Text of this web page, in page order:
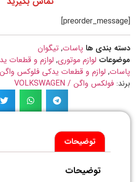
بندی ها پاسات,تیگوان
لوازم موتوری,لوازم و قطعات یدکی
,لوازم و قطعات یدکی فلوکس واگن
فولکس واگن / VOLKSWAGEN
توضیحات
توضیحات